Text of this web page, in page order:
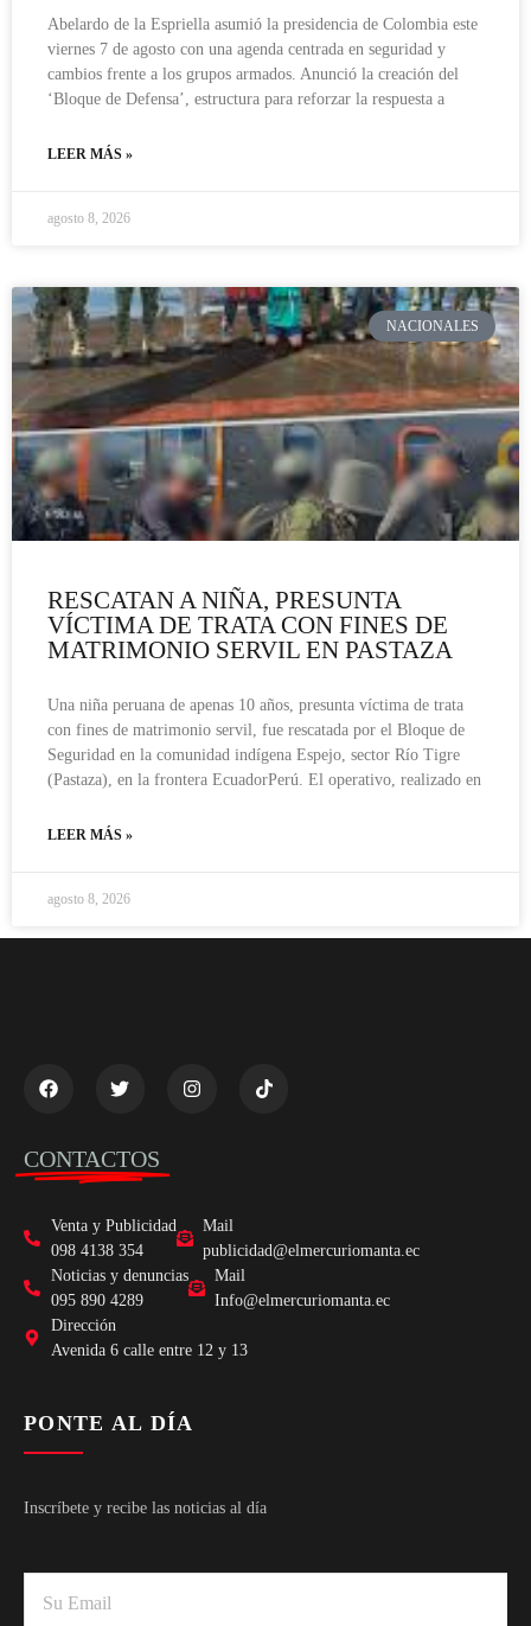
Abelardo de la Espriella asumió la presidencia de Colombia este
viernes 7 de agosto con una agenda centrada en seguridad y
cambios frente a los grupos armados. Anunció la creación del
‘Bloque de Defensa’, estructura para reforzar la respuesta a
LEER MÁS »
agosto 8, 2026
NACIONALES
RESCATAN A NIÑA, PRESUNTA
VÍCTIMA DE TRATA CON FINES DE
MATRIMONIO SERVIL EN PASTAZA
Una niña peruana de apenas 10 años, presunta víctima de trata
con fines de matrimonio servil, fue rescatada por el Bloque de
Seguridad en la comunidad indígena Espejo, sector Río Tigre
(Pastaza), en la frontera EcuadorPerú. El operativo, realizado en
LEER MÁS »
agosto 8, 2026
CONTACTOS
Venta y Publicidad
098 4138 354
Mail
publicidad@elmercuriomanta.ec
Noticias y denuncias
095 890 4289
Mail
Info@elmercuriomanta.ec
Dirección
Avenida 6 calle entre 12 y 13
PONTE AL DÍA
Inscríbete y recibe las noticias al día